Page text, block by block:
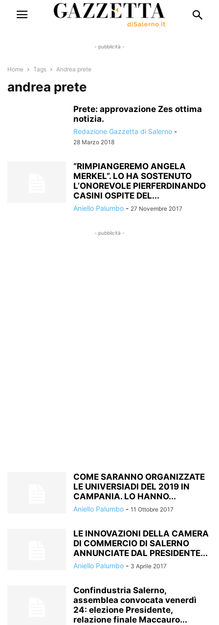
- pubblicità -
Home Tags Andrea prete
andrea prete
Prete: approvazione Zes ottima
notizia.
Redazione Gazzetta di Salerno -
28 Marzo 2018
“RIMPIANGEREMO ANGELA
MERKEL”. LO HA SOSTENUTO
L’ONOREVOLE PIERFERDINANDO
CASINI OSPITE DEL...
Aniello Palumbo - 27 Novembre 2017
- pubblicità -
COME SARANNO ORGANIZZATE
LE UNIVERSIADI DEL 2019 IN
CAMPANIA. LO HANNO...
Aniello Palumbo - 11 Ottobre 2017
LE INNOVAZIONI DELLA CAMERA
DI COMMERCIO DI SALERNO
ANNUNCIATE DAL PRESIDENTE...
Aniello Palumbo - 3 Aprile 2017
Confindustria Salerno,
assemblea convocata venerdì
24: elezione Presidente,
relazione finale Maccauro...